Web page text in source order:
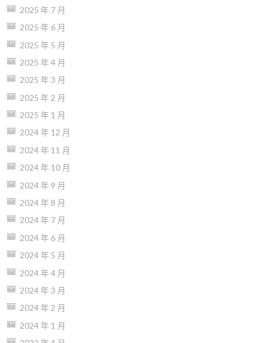
2025 年 7 月
2025 年 6 月
2025 年 5 月
2025 年 4 月
2025 年 3 月
2025 年 2 月
2025 年 1 月
2024 年 12 月
2024 年 11 月
2024 年 10 月
2024 年 9 月
2024 年 8 月
2024 年 7 月
2024 年 6 月
2024 年 5 月
2024 年 4 月
2024 年 3 月
2024 年 2 月
2024 年 1 月